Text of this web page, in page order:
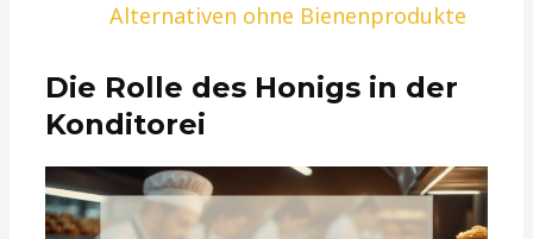
Alternativen ohne Bienenprodukte
Die Rolle des Honigs in der
Konditorei